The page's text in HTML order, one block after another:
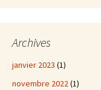
Archives
janvier 2023 (1)
novembre 2022(1)